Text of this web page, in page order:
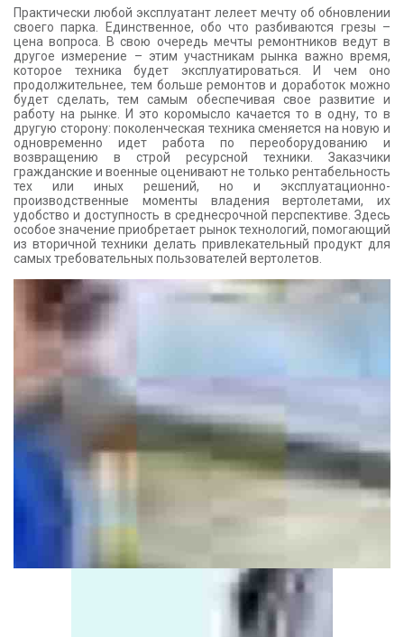
КОНТАКТЫ
Практически любой эксплуатант лелеет мечту об обновлении
своего парка. Единственное, обо что разбиваются грезы –
цена вопроса. В свою очередь мечты ремонтников ведут в
другое измерение – этим участникам рынка важно время,
которое техника будет эксплуатироваться. И чем оно
продолжительнее, тем больше ремонтов и доработок можно
будет сделать, тем самым обеспечивая свое развитие и
работу на рынке. И это коромысло качается то в одну, то в
другую сторону: поколенческая техника сменяется на новую и
одновременно идет работа по переоборудованию и
возвращению в строй ресурсной техники. Заказчики
гражданские и военные оценивают не только рентабельность
тех или иных решений, но и эксплуатационно-
производственные моменты владения вертолетами, их
удобство и доступность в среднесрочной перспективе. Здесь
особое значение приобретает рынок технологий, помогающий
из вторичной техники делать привлекательный продукт для
самых требовательных пользователей вертолетов.